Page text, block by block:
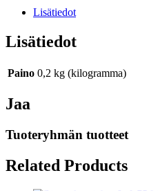
Lisätiedot
Lisätiedot
Paino 0,2 kg (kilogramma)
Jaa
Tuoteryhmän tuotteet
Related Products